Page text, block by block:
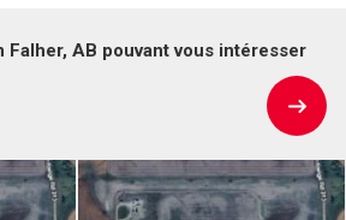
AB pouvant vous intéresser